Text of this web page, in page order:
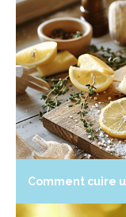
Comment cuire